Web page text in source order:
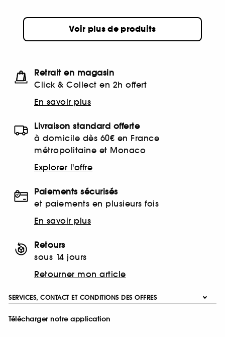
Voir plus de produits
Retrait en magasin
Click & Collect en 2h offert
En savoir plus
Livraison standard offerte
à domicile dès 60€ en France
métropolitaine et Monaco
Explorer l'offre
Paiements sécurisés
et paiements en plusieurs fois
En savoir plus
Retours
sous 14 jours
Retourner mon article
SERVICES, CONTACT ET CONDITIONS DES OFFRES
Télécharger notre application